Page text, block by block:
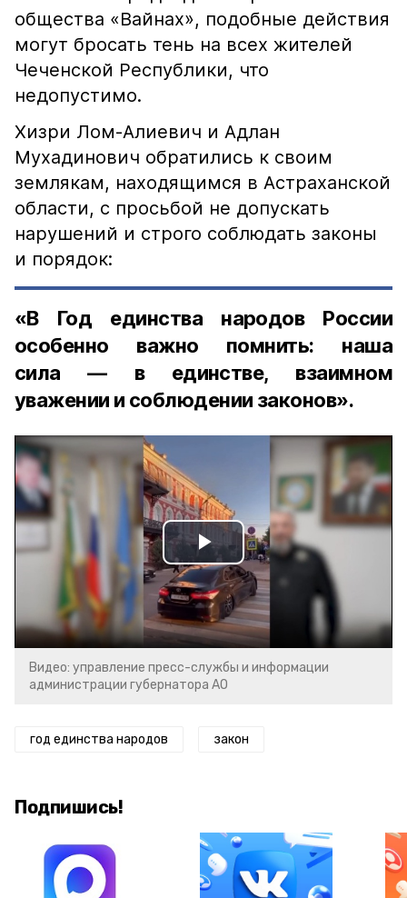
общества «Вайнах», подобные действия
могут бросать тень на всех жителей
Чеченской Республики, что
недопустимо.
Хизри Лом-Алиевич и Адлан
Мухадинович обратились к своим
землякам, находящимся в Астраханской
области, с просьбой не допускать
нарушений и строго соблюдать законы
и порядок:
«В Год единства народов России
особенно важно помнить: наша
сила — в единстве, взаимном
уважении и соблюдении законов».
Play
Video
Видео: управление пресс-службы и информации
администрации губернатора АО
год единства народов закон
Подпишись!